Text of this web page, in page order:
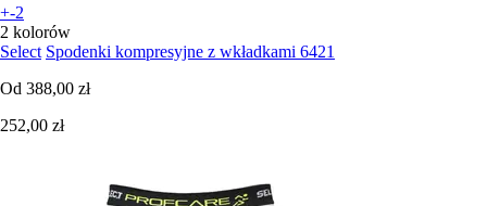
+-2
2 kolorów
Select Spodenki kompresyjne z wkładkami 6421
Od 388,00 zł
252,00 zł